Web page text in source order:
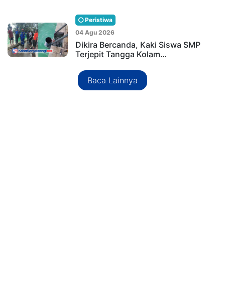
Peristiwa
04 Agu 2026
Dikira Bercanda, Kaki Siswa SMP
Terjepit Tangga Kolam…
Baca Lainnya